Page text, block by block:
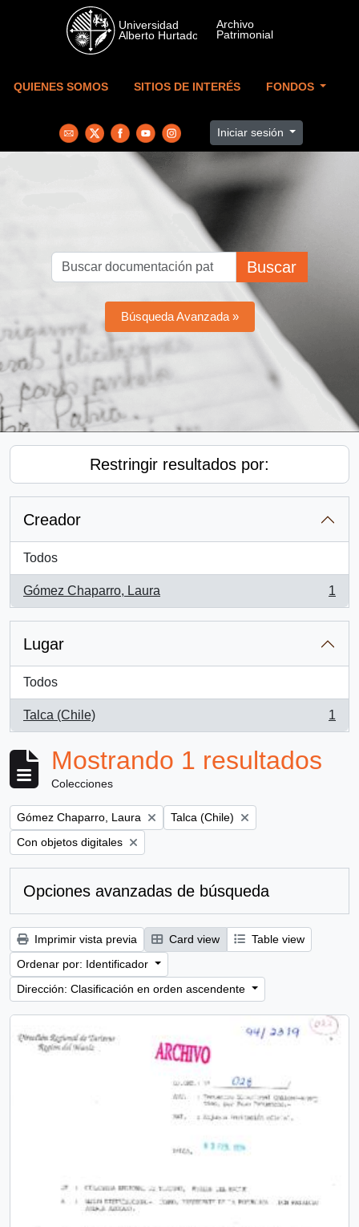
Skip to main content
QUIENES SOMOS SITIOS DE INTERÉS FONDOS
Iniciar sesión
Buscar
Búsqueda Avanzada »
Restringir resultados por:
Creador
Todos
Gómez Chaparro, Laura
, 1 resultados
1
Lugar
Todos
Talca (Chile)
, 1 resultados
1
Mostrando 1 resultados
Colecciones
Remove filter:
Gómez Chaparro, Laura Remove filter:
Talca (Chile)
Remove filter:
Con objetos digitales
Opciones avanzadas de búsqueda
Imprimir vista previa Card view
Table view
Ordenar por: Identificador
Dirección: Clasificación en orden ascendente